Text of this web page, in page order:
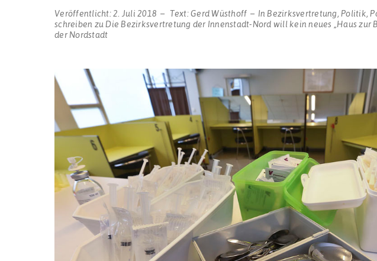
Veröffentlicht: 2. Juli 2018 Text:Gerd Wüsthoff In Bezirksvertretung Politik
schreiben zu Die Bezirksvertretung der Innenstadt-Nord will kein neues „Haus zur
der Nordstadt